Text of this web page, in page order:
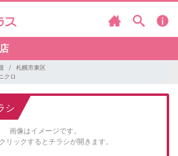
札幌市東区
クロ
シ
画像はイメージです。
リックするとチラシが開きます。